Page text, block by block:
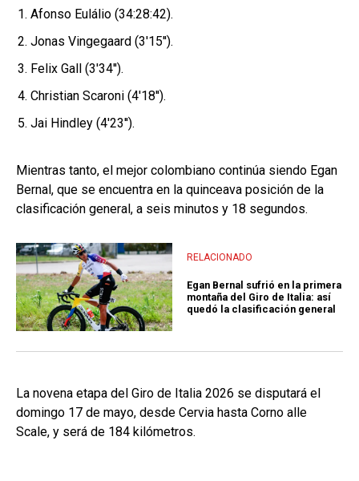
Afonso Eulálio (34:28:42).
Jonas Vingegaard (3'15'').
Felix Gall (3'34'').
Christian Scaroni (4'18'').
Jai Hindley (4'23'').
Mientras tanto, el mejor colombiano continúa siendo Egan
Bernal, que se encuentra en la quinceava posición de la
clasificación general, a seis minutos y 18 segundos.
RELACIONADO
Egan Bernal sufrió en la primera
montaña del Giro de Italia: así
quedó la clasificación general
La novena etapa del Giro de Italia 2026 se disputará el
domingo 17 de mayo, desde Cervia hasta Corno alle
Scale, y será de 184 kilómetros.